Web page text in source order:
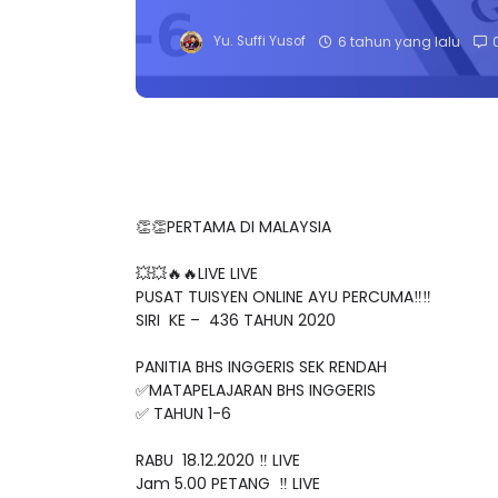
Yu. Suffi Yusof 6 tahun yang lalu
👏👏PERTAMA DI MALAYSIA
💥💥🔥🔥LIVE LIVE
PUSAT TUISYEN ONLINE AYU PERCUMA‼️‼️
SIRI KE – 436 TAHUN 2020
PANITIA BHS INGGERIS SEK RENDAH
✅MATAPELAJARAN BHS INGGERIS
✅ TAHUN 1-6
RABU 18.12.2020 ‼️ LIVE
Jam 5.00 PETANG ‼️ LIVE